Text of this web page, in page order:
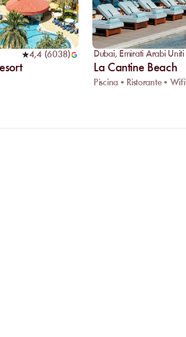
4,4 (6038) Dubai, Emirati Arabi Uniti
La Cantine Beach
Piscina • Ristorante • Wifi